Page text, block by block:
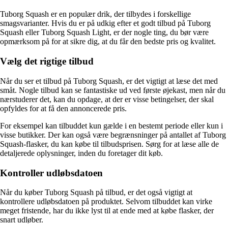
Tuborg Squash er en populær drik, der tilbydes i forskellige
smagsvarianter. Hvis du er på udkig efter et godt tilbud på Tuborg
Squash eller Tuborg Squash Light, er der nogle ting, du bør være
opmærksom på for at sikre dig, at du får den bedste pris og kvalitet.
Vælg det rigtige tilbud
Når du ser et tilbud på Tuborg Squash, er det vigtigt at læse det med
småt. Nogle tilbud kan se fantastiske ud ved første øjekast, men når du
nærstuderer det, kan du opdage, at der er visse betingelser, der skal
opfyldes for at få den annoncerede pris.
For eksempel kan tilbuddet kun gælde i en bestemt periode eller kun i
visse butikker. Der kan også være begrænsninger på antallet af Tuborg
Squash-flasker, du kan købe til tilbudsprisen. Sørg for at læse alle de
detaljerede oplysninger, inden du foretager dit køb.
Kontroller udløbsdatoen
Når du køber Tuborg Squash på tilbud, er det også vigtigt at
kontrollere udløbsdatoen på produktet. Selvom tilbuddet kan virke
meget fristende, har du ikke lyst til at ende med at købe flasker, der
snart udløber.